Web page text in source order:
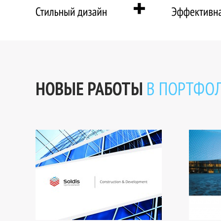
НОВЫЕ РАБОТЫ В